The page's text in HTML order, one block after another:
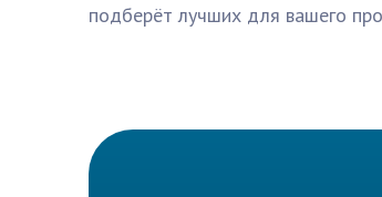
подберёт лучших для вашего